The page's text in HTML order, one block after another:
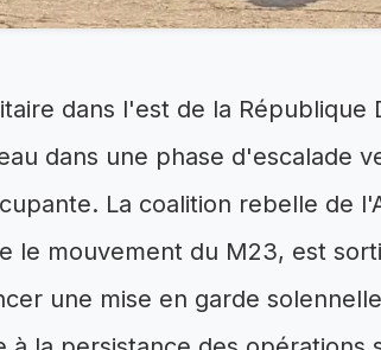
dans l'est de la République
dans une phase d'escalade
La coalition rebelle de
le mouvement du M23, est
une mise en garde